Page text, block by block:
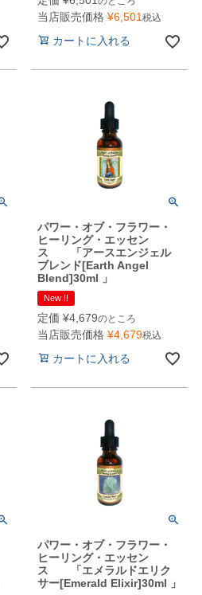
当店販売価格 ¥6,501税込
カートに入れる
パワー・オブ・フラワー・
ヒーリング・エッセン
ス 「アースエンジェル
ブレンド[Earth Angel
Blend]30ml 」
New !!
定価 ¥4,679のところ
当店販売価格 ¥4,679税込
カートに入れる
パワー・オブ・フラワー・
ヒーリング・エッセン
ス 「エメラルドエリク
サー[Emerald Elixir]30ml 」